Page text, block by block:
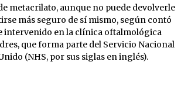
metacrilato, aunque no puede devolverle
más seguro de sí mismo, según contó
intervenido en la clínica oftalmológica
que forma parte del Servicio Nacional
(NHS, por sus siglas en inglés).